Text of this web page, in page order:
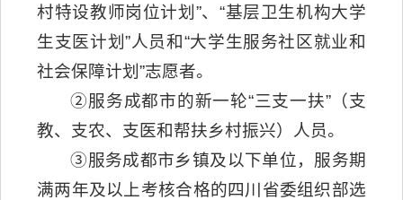
村特设教师岗位计划”、“基层卫生机构大学
生支医计划”人员和“大学生服务社区就业和
社会保障计划”志愿者。
②服务成都市的新一轮“三支一扶”（支
教、支农、支医和帮扶乡村振兴）人员。
③服务成都市乡镇及以下单位，服务期
满两年及以上考核合格的四川省委组织部选